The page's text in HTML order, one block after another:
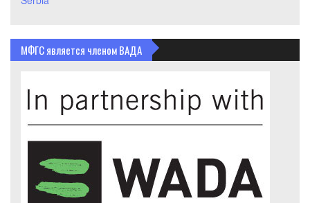
МФГС является членом ВАДА